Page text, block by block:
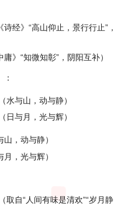
诗经》“高山仰止，景行行止”，
庸》“知微知彰”，阴阳互补）
：
（水与山，动与静）
（日与月，光与辉）
山，动与静）
月，光与辉）
（取自“人间有味是清欢”“岁月静